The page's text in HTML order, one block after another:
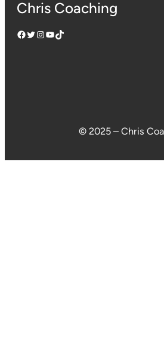
Chris Coaching
Facebook Twitter InstagramYouTube TikTok
© 2025 – Chris